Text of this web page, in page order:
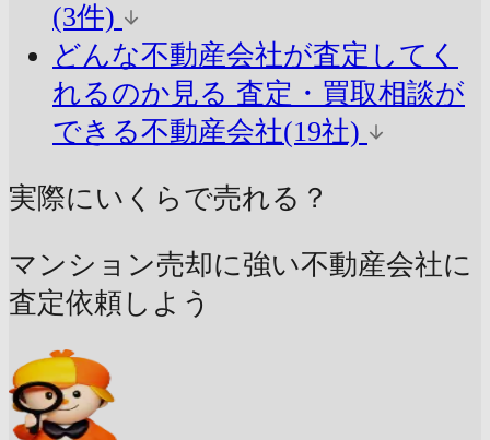
(3件)
どんな不動産会社が査定してく
れるのか見る 査定・買取相談が
できる不動産会社(19社)
実際にいくらで売れる？
マンション売却に強い不動産会社に
査定依頼しよう